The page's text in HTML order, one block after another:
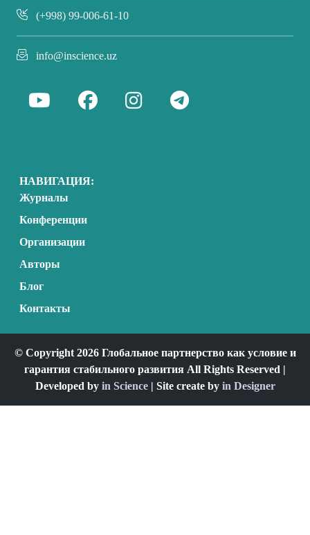
(+998) 99-006-61-10
info@inscience.uz
НАВИГАЦИЯ:
Журналы
Конференции
Организации
Авторы
Блог
Контакты
© Copyright 2026 Глобальное партнерство как условие и
гарантия стабильного развития All Rights Reserved |
Developed by in Science| Site create by in Designer